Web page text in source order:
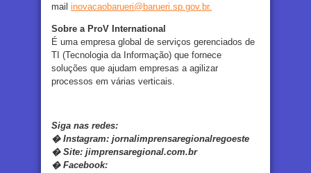
mail inovacaobarueri@barueri.sp.gov.br.
Sobre a ProV International
É uma empresa global de serviços gerenciados de
TI (Tecnologia da Informação) que fornece
soluções que ajudam empresas a agilizar
processos em várias verticais.
Siga nas redes:
�Instagram: jornalimprensaregionalregoeste
�Site: jimprensaregional.com.br
�Facebook: